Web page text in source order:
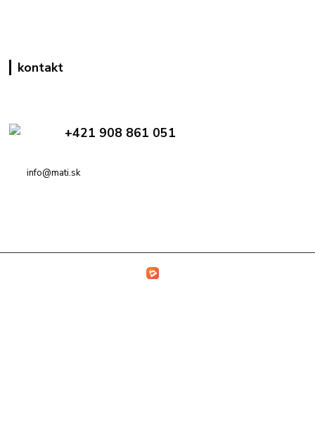
kontakt
+421 908 861 051
info@mati.sk